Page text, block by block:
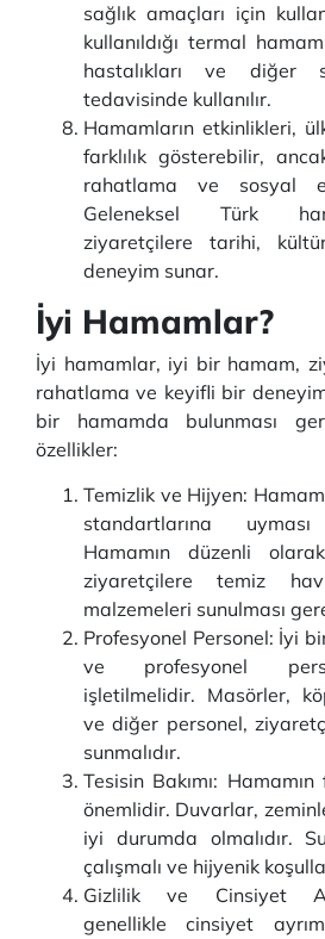
sağlık amaçları için
kullanıldığı termal
hastalıkları ve diğer
tedavisinde kullanılır.
Hamamların etkinlikleri,
farklılık gösterebilir,
rahatlama ve sosyal
Geleneksel Türk
ziyaretçilere tarihi,
deneyim sunar.
İyi Hamamlar?
İyi hamamlar, iyi bir hamam,
rahatlama ve keyifli bir
bir hamamda bulunması
özellikler:
Temizlik ve Hijyen:
standartlarına
Hamamın düzenli
ziyaretçilere temiz
malzemeleri sunulması
Profesyonel Personel: İyi
ve profesyonel
işletilmelidir. Masörler,
ve diğer personel,
sunmalıdır.
Tesisin Bakımı:
önemlidir. Duvarlar,
iyi durumda olmalıdır.
çalışmalı ve hijyenik
Gizlilik ve Cinsiyet
genellikle cinsiyet